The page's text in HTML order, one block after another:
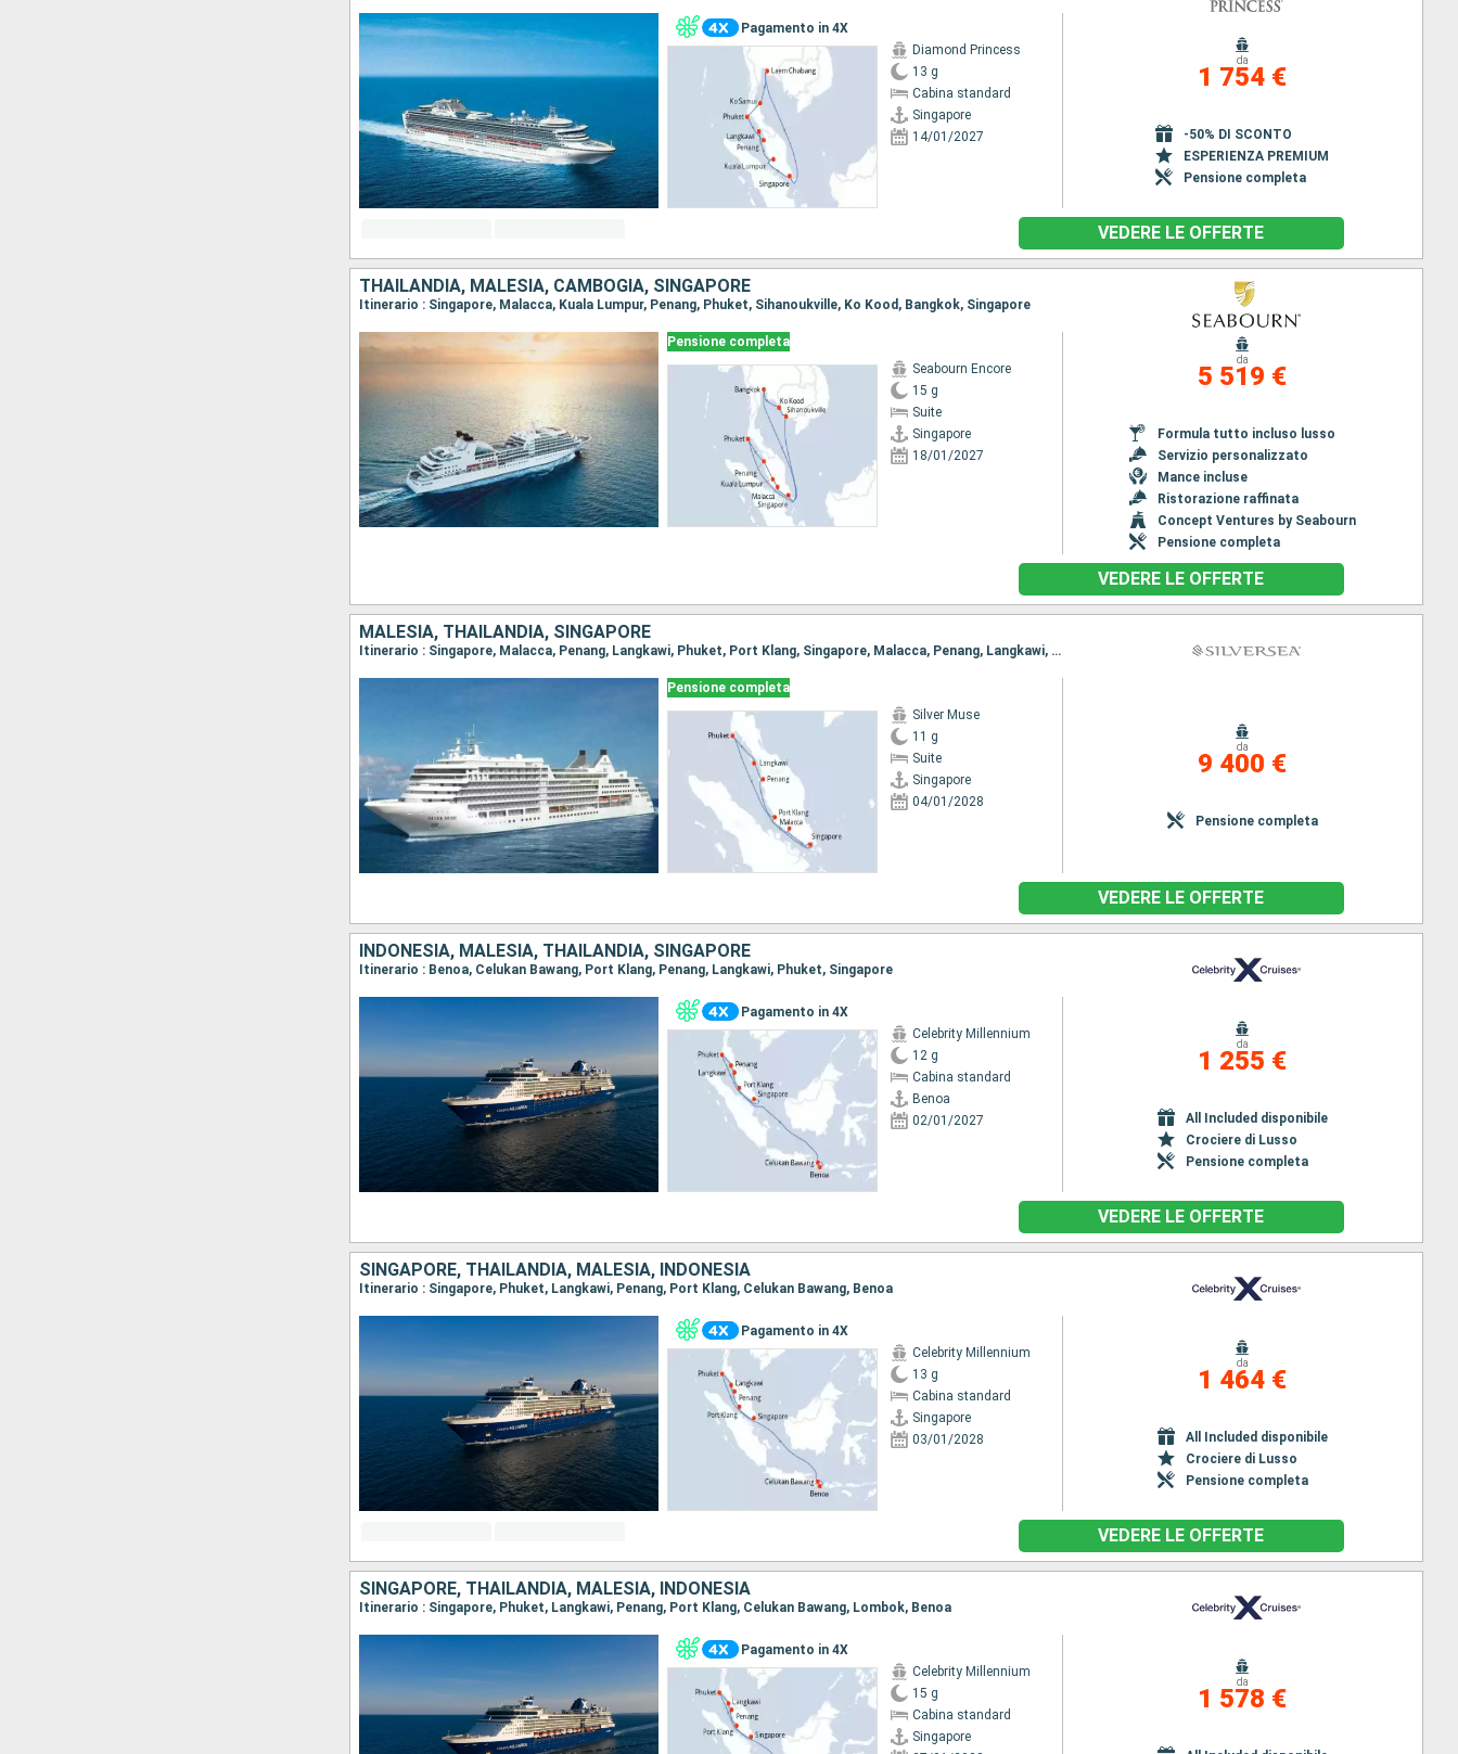
Pagamento in 4X
Diamond Princess
13 g
Cabina standard
Singapore
14/01/2027
da
1 754 €
-50% DI SCONTO
ESPERIENZA PREMIUM
Pensione completa
VEDERE LE OFFERTE
THAILANDIA, MALESIA, CAMBOGIA, SINGAPORE
Itinerario : Singapore, Malacca, Kuala Lumpur, Penang, Phuket, Sihanoukville, Ko Kood, Bangkok, Singapore
Pensione completa
Seabourn Encore
15 g
Suite
Singapore
18/01/2027
da
5 519 €
Formula tutto incluso lusso
Servizio personalizzato
Mance incluse
Ristorazione raffinata
Concept Ventures by Seabourn
Pensione completa
VEDERE LE OFFERTE
MALESIA, THAILANDIA, SINGAPORE
Itinerario : Singapore, Malacca, Penang, Langkawi, Phuket, Port Klang, Singapore, Malacca, Penang, Langkawi, Phuket, Port Klang, Singapore
Pensione completa
Silver Muse
11 g
Suite
Singapore
04/01/2028
da
9 400 €
Pensione completa
VEDERE LE OFFERTE
INDONESIA, MALESIA, THAILANDIA, SINGAPORE
Itinerario : Benoa, Celukan Bawang, Port Klang, Penang, Langkawi, Phuket, Singapore
Pagamento in 4X
Celebrity Millennium
12 g
Cabina standard
Benoa
02/01/2027
da
1 255 €
All Included disponibile
Crociere di Lusso
Pensione completa
VEDERE LE OFFERTE
SINGAPORE, THAILANDIA, MALESIA, INDONESIA
Itinerario : Singapore, Phuket, Langkawi, Penang, Port Klang, Celukan Bawang, Benoa
Pagamento in 4X
Celebrity Millennium
13 g
Cabina standard
Singapore
03/01/2028
da
1 464 €
All Included disponibile
Crociere di Lusso
Pensione completa
VEDERE LE OFFERTE
SINGAPORE, THAILANDIA, MALESIA, INDONESIA
Itinerario : Singapore, Phuket, Langkawi, Penang, Port Klang, Celukan Bawang, Lombok, Benoa
Pagamento in 4X
Celebrity Millennium
15 g
Cabina standard
Singapore
da
1 578 €